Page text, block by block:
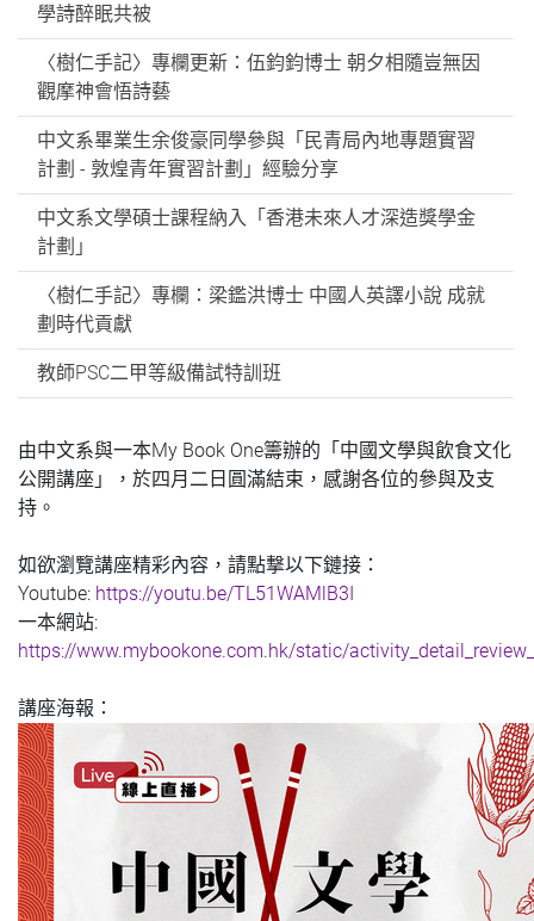
學詩醉眠共被
〈樹仁手記〉專欄更新：伍鈞鈞博士 朝夕相隨豈無因
觀摩神會悟詩藝
中文系畢業生余俊豪同學參與「民青局內地專題實習
計劃 - 敦煌青年實習計劃」經驗分享
中文系文學碩士課程納入「香港未來人才深造獎學金
計劃」
〈樹仁手記〉專欄：梁鑑洪博士 中國人英譯小說 成就
劃時代貢獻
教師PSC二甲等級備試特訓班
由中文系與一本My Book One籌辦的「中國文學與飲食文化
公開講座」，於四月二日圓滿結束，感謝各位的參與及支
持。
如欲瀏覽講座精彩內容，請點撃以下鏈接：
Youtube: https://youtu.be/TL51WAMlB3I
一本網站:
https://www.mybookone.com.hk/static/
講座海報：